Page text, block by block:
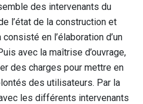
des intervenants du
l’état de la construction et
en l’élaboration d’un
avec la maîtrise d’ouvrage,
des charges pour mettre en
des utilisateurs. Par la
les différents intervenants